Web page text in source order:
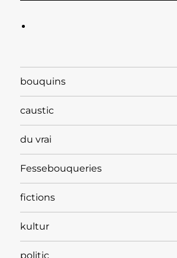
bouquins
caustic
du vrai
Fessebouqueries
fictions
kultur
politic